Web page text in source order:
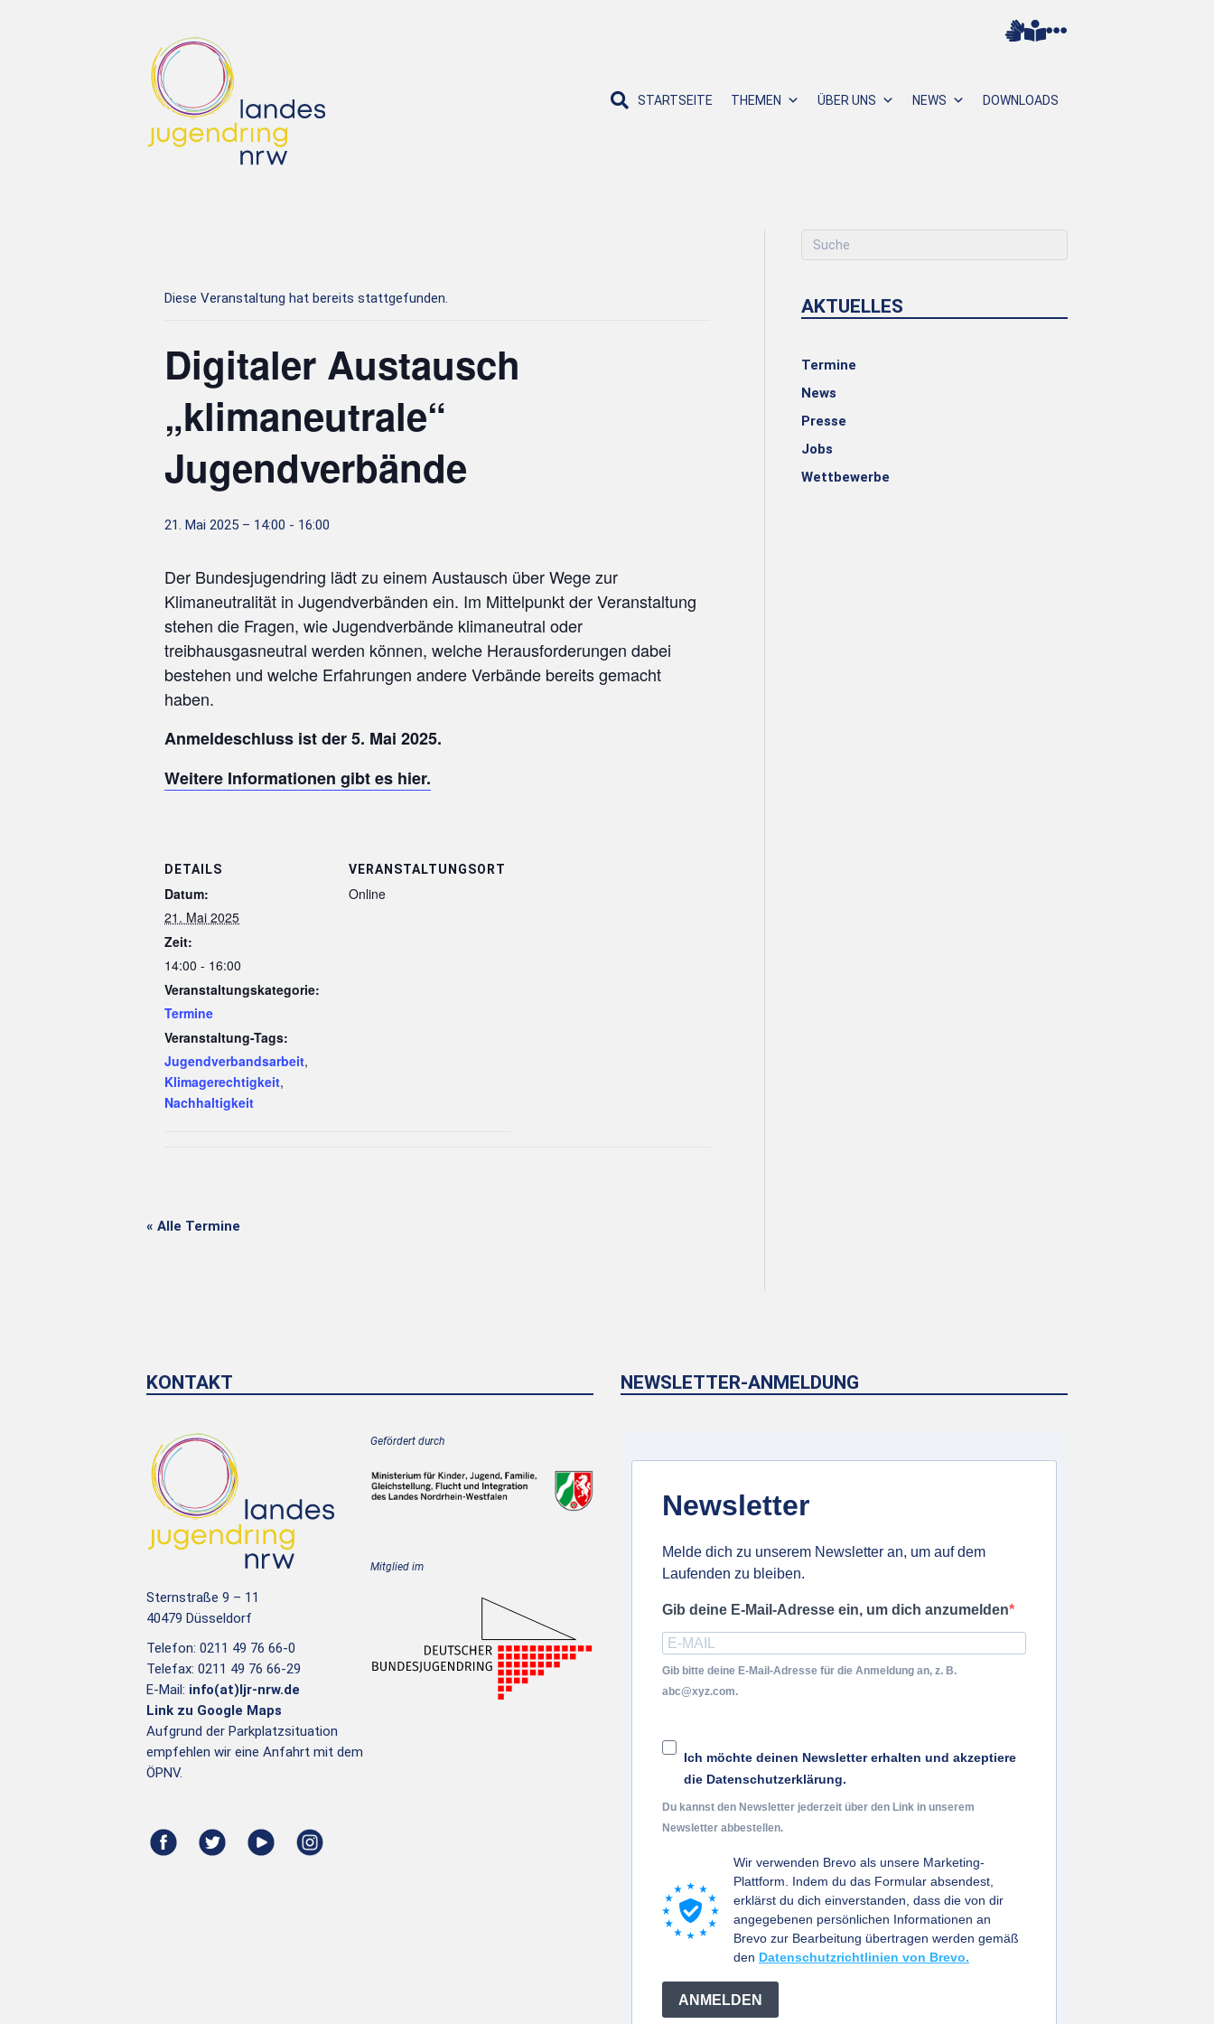
STARTSEITE THEMEN ÜBER UNS NEWS DOWNLOADS
Diese Veranstaltung hat bereits stattgefunden.
Digitaler Austausch
„klimaneutrale“
Jugendverbände
21. Mai 2025 – 14:00 - 16:00
Der Bundesjugendring lädt zu einem Austausch über Wege zur
Klimaneutralität in Jugendverbänden ein. Im Mittelpunkt der Veranstaltung
stehen die Fragen, wie Jugendverbände klimaneutral oder
treibhausgasneutral werden können, welche Herausforderungen dabei
bestehen und welche Erfahrungen andere Verbände bereits gemacht
haben.
Anmeldeschluss ist der 5. Mai 2025.
Weitere Informationen gibt es hier.
DETAILS
Datum:
21. Mai 2025
Zeit:
14:00 - 16:00
Veranstaltungskategorie:
Termine
Veranstaltung-Tags:
Jugendverbandsarbeit,
Klimagerechtigkeit,
Nachhaltigkeit
VERANSTALTUNGSORT
Online
« Alle Termine
AKTUELLES
Termine
News
Presse
Jobs
Wettbewerbe
KONTAKT
Sternstraße 9 – 11
40479 Düsseldorf
Telefon: 0211 49 76 66-0
Telefax: 0211 49 76 66-29
E-Mail: info(at)ljr-nrw.de
Link zu Google Maps
Aufgrund der Parkplatzsituation
empfehlen wir eine Anfahrt mit dem
ÖPNV.
Gefördert durch
Mitglied im
NEWSLETTER-ANMELDUNG
Newsletter
Melde dich zu unserem Newsletter an, um auf dem
Laufenden zu bleiben.
Gib deine E-Mail-Adresse ein, um dich anzumelden
Gib bitte deine E-Mail-Adresse für die Anmeldung an, z. B.
abc@xyz.com.
Ich möchte deinen Newsletter erhalten und akzeptiere
die Datenschutzerklärung.
Du kannst den Newsletter jederzeit über den Link in unserem
Newsletter abbestellen.
Wir verwenden Brevo als unsere Marketing-
Plattform. Indem du das Formular absendest,
erklärst du dich einverstanden, dass die von dir
angegebenen persönlichen Informationen an
Brevo zur Bearbeitung übertragen werden gemäß
den Datenschutzrichtlinien von Brevo.
ANMELDEN